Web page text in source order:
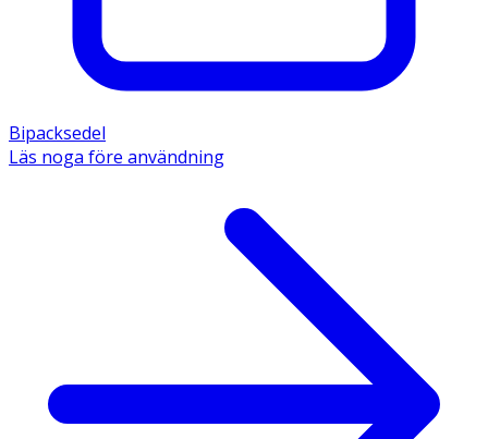
Bipacksedel
Läs noga före användning